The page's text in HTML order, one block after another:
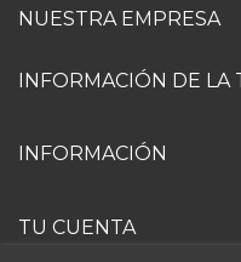
NUESTRA EMPRESA
INFORMACIÓN DE LA
INFORMACIÓN
TU CUENTA